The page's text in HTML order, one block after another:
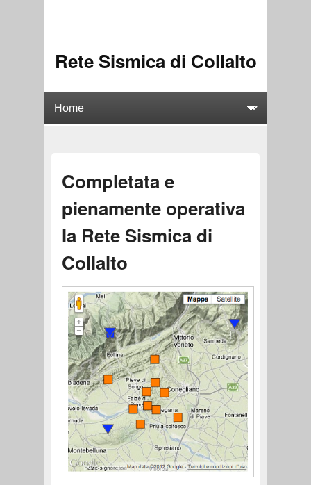
Rete Sismica di Collalto
Completata e
pienamente operativa
la Rete Sismica di
Collalto